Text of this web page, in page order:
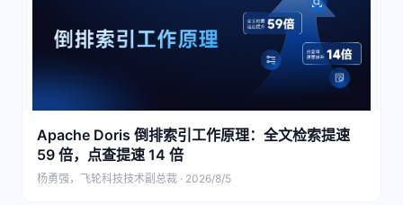
Apache Doris 倒排索引工作原理：全文检索提速
59 倍，点查提速 14 倍
杨勇强，飞轮科技技术副总裁 · 2026/8/5